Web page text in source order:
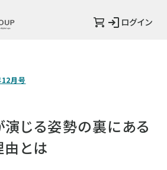
ログイン
月号
じる姿勢の裏にある
由とは